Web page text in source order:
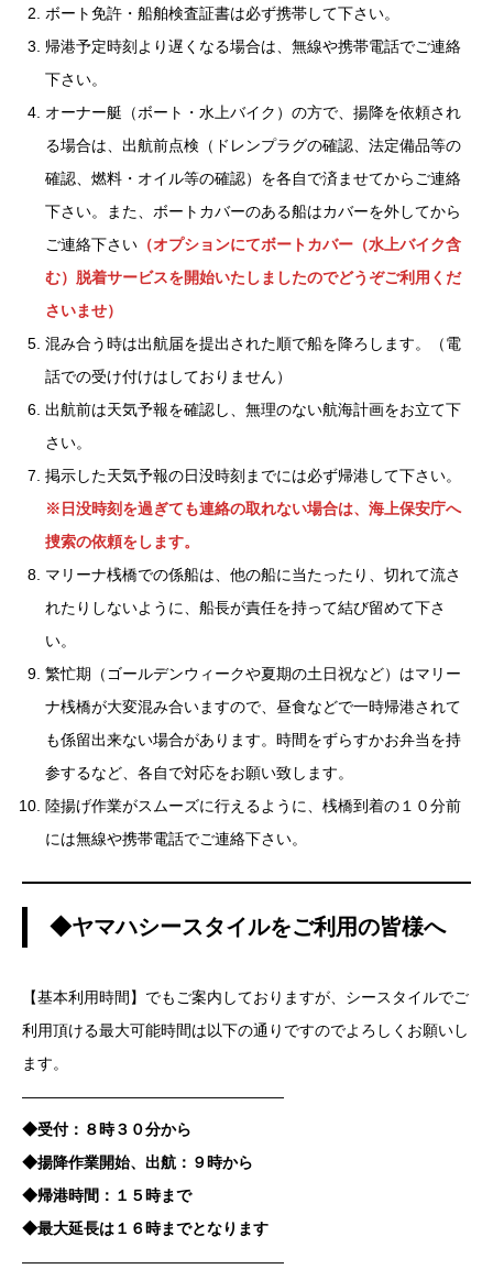
ボート免許・船舶検査証書は必ず携帯して下さい。
帰港予定時刻より遅くなる場合は、無線や携帯電話でご連絡
下さい。
オーナー艇（ボート・水上バイク）の方で、揚降を依頼され
る場合は、出航前点検（ドレンプラグの確認、法定備品等の
確認、燃料・オイル等の確認）を各自で済ませてからご連絡
下さい。また、ボートカバーのある船はカバーを外してから
ご連絡下さい （オプションにてボートカバー（水上バイク含
む）脱着サービスを開始いたしましたのでどうぞご利用くだ
さいませ）
混み合う時は出航届を提出された順で船を降ろします。（電
話での受け付けはしておりません）
出航前は天気予報を確認し、無理のない航海計画をお立て下
さい。
掲示した天気予報の日没時刻までには必ず帰港して下さい。
※日没時刻を過ぎても連絡の取れない場合は、海上保安庁へ
捜索の依頼をします。
マリーナ桟橋での係船は、他の船に当たったり、切れて流さ
れたりしないように、船長が責任を持って結び留めて下さ
い。
繁忙期（ゴールデンウィークや夏期の土日祝など）はマリー
ナ桟橋が大変混み合いますので、昼食などで一時帰港されて
も係留出来ない場合があります。時間をずらすかお弁当を持
参するなど、各自で対応をお願い致します。
陸揚げ作業がスムーズに行えるように、桟橋到着の１０分前
には無線や携帯電話でご連絡下さい。
◆ヤマハシースタイルをご利用の皆様へ
【基本利用時間】でもご案内しておりますが、シースタイルでご
利用頂ける最大可能時間は以下の通りですのでよろしくお願いし
ます。
—————————————————
◆受付：８時３０分から
◆揚降作業開始、出航：９時から
◆帰港時間：１５時まで
◆最大延長は１６時までとなります
—————————————————